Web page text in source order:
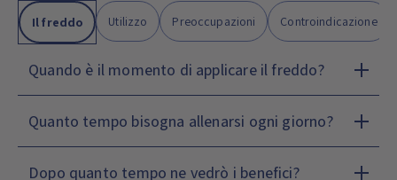
Il freddo Utilizzo Preoccupazioni Controindicazione
Quando è il momento di applicare il freddo?
Quanto tempo bisogna allenarsi ogni giorno?
Dopo quanto tempo ne vedrò i benefici?